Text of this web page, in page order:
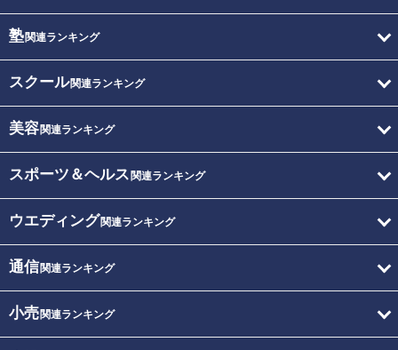
塾関連ランキング
スクール関連ランキング
美容関連ランキング
スポーツ＆ヘルス 関連ランキング
ウエディング関連ランキング
通信関連ランキング
小売関連ランキング